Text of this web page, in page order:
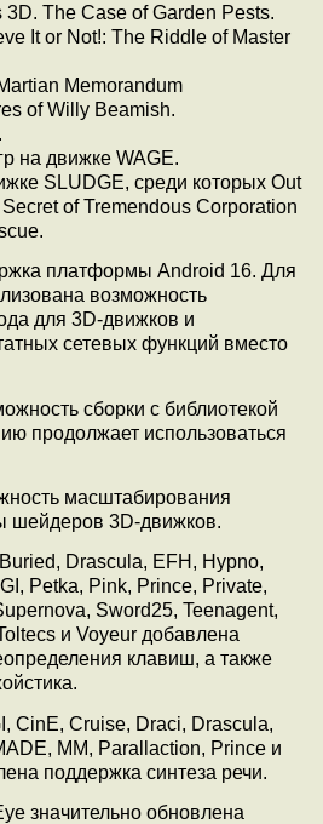
3D. The Case of Garden Pests.
It or Not!: The Riddle of Master
Memorandum
of Willy Beamish.
на движке WAGE.
SLUDGE, среди которых Out
of Tremendous Corporation
платформы Android 16. Для
возможность
для 3D-движков и
сетевых функций вместо
сборки с библиотекой
продолжает использоваться
масштабирования
шейдеров 3D-движков.
Drascula, EFH, Hypno,
Petka, Pink, Prince, Private,
Sword25, Teenagent,
и Voyeur добавлена
клавиш, а также
CinE, Cruise, Draci, Drascula,
MM, Parallaction, Prince и
поддержка синтеза речи.
значительно обновлена